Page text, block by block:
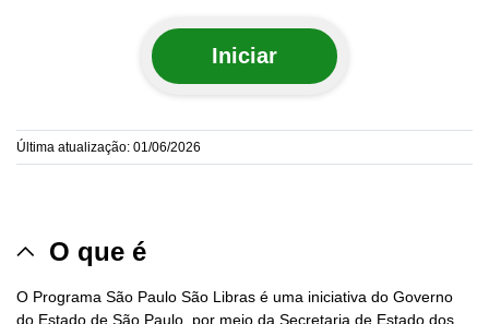
Iniciar
Última atualização: 01/06/2026
O que é
O Programa São Paulo São Libras é uma iniciativa do Governo
do Estado de São Paulo, por meio da Secretaria de Estado dos